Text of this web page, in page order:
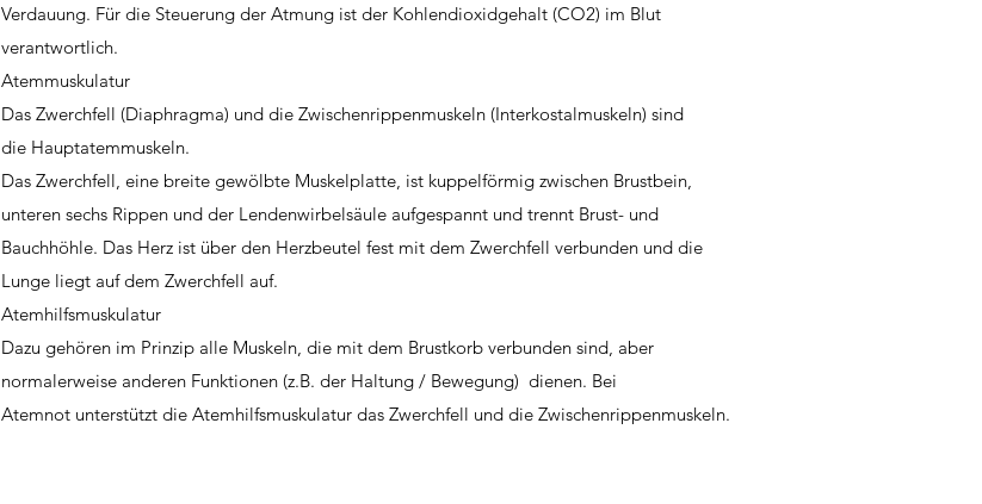
Verdauung. Für die Steuerung der Atmung ist der Kohlendioxidgehalt (CO2) im Blut
verantwortlich.
Atemmuskulatur
Das Zwerchfell (Diaphragma) und die Zwischenrippenmuskeln (Interkostalmuskeln) sind
die Hauptatemmuskeln.
Das Zwerchfell, eine breite gewölbte Muskelplatte, ist kuppelförmig zwischen Brustbein,
unteren sechs Rippen und der Lendenwirbelsäule aufgespannt und trennt Brust- und
Bauchhöhle. Das Herz ist über den Herzbeutel fest mit dem Zwerchfell verbunden und die
Lunge liegt auf dem Zwerchfell auf.
Atemhilfsmuskulatur
Dazu gehören im Prinzip alle Muskeln, die mit dem Brustkorb verbunden sind, aber
normalerweise anderen Funktionen (z.B. der Haltung / Bewegung) dienen. Bei
Atemnot unterstützt die Atemhilfsmuskulatur das Zwerchfell und die Zwischenrippenmuskeln.